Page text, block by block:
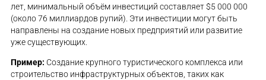
лет, минимальный объём инвестиций составляет $5 000 000
(около 76 миллиардов рупий). Эти инвестиции могут быть
направлены на создание новых предприятий или развитие
уже существующих.
Пример: Создание крупного туристического комплекса или
строительство инфраструктурных объектов, таких как